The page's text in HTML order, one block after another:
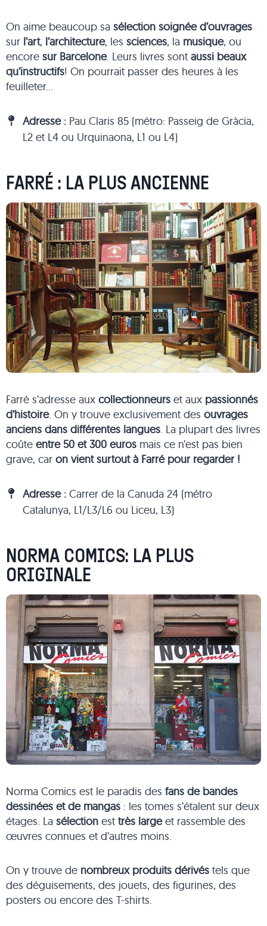
On aime beaucoup sa sélection soignée d’ouvrages
sur l’art, l’architecture, les sciences, la musique, ou
encore sur Barcelone. Leurs livres sont aussi beaux
qu’instructifs! On pourrait passer des heures à les
feuilleter…
Adresse :Pau Claris 85 (métro: Passeig de Gràcia,
L2 et L4 ou Urquinaona, L1 ou L4)
FARRÉ : LA PLUS ANCIENNE
Farré s’adresse aux collectionneurset aux passionnés
d’histoire. On y trouve exclusivement des ouvrages
anciens dans différentes langues. La plupart des livres
coûte entre 50 et 300 eurosmais ce n’est pas bien
grave, car on vient surtout à Farré pour regarder !
Adresse :Carrer de la Canuda 24 (métro
Catalunya, L1/L3/L6 ou Liceu, L3)
NORMA COMICS: LA PLUS
ORIGINALE
Norma Comics est le paradis des fans de bandes
dessinées et de mangas: les tomes s’étalent sur deux
étages. La sélectionest très largeet rassemble des
œuvres connues et d’autres moins.
On y trouve de nombreux produits dérivéstels que
des déguisements, des jouets, des figurines, des
posters ou encore des T-shirts.